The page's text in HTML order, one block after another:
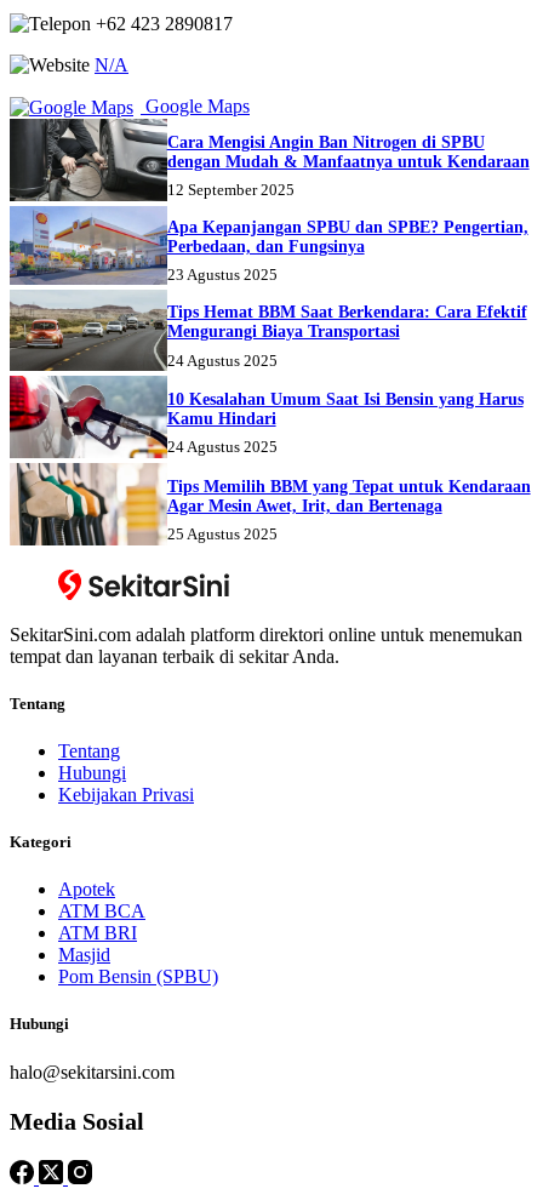
+62 423 2890817
N/A
Google Maps
Cara Mengisi Angin Ban Nitrogen di SPBU
dengan Mudah & Manfaatnya untuk Kendaraan
12 September 2025
Apa Kepanjangan SPBU dan SPBE? Pengertian,
Perbedaan, dan Fungsinya
23 Agustus 2025
Tips Hemat BBM Saat Berkendara: Cara Efektif
Mengurangi Biaya Transportasi
24 Agustus 2025
10 Kesalahan Umum Saat Isi Bensin yang Harus
Kamu Hindari
24 Agustus 2025
Tips Memilih BBM yang Tepat untuk Kendaraan
Agar Mesin Awet, Irit, dan Bertenaga
25 Agustus 2025
SekitarSini.com adalah platform direktori online untuk menemukan
tempat dan layanan terbaik di sekitar Anda.
Tentang
Tentang
Hubungi
Kebijakan Privasi
Kategori
Apotek
ATM BCA
ATM BRI
Masjid
Pom Bensin (SPBU)
Hubungi
halo@sekitarsini.com
Media Sosial